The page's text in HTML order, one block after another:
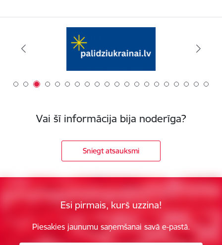
Vai šī informācija bija noderīga?
Sniegt atsauksmi
Esi pirmais, kurš uzzina!
Piesakies jaunumu saņemšanai savā e-pastā.